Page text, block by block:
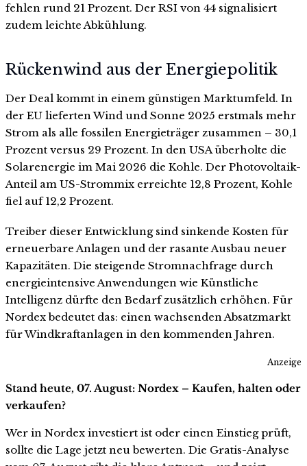
fehlen rund 21 Prozent. Der RSI von 44 signalisiert
zudem leichte Abkühlung.
Rückenwind aus der Energiepolitik
Der Deal kommt in einem günstigen Marktumfeld. In
der EU lieferten Wind und Sonne 2025 erstmals mehr
Strom als alle fossilen Energieträger zusammen – 30,1
Prozent versus 29 Prozent. In den USA überholte die
Solarenergie im Mai 2026 die Kohle. Der Photovoltaik-
Anteil am US-Strommix erreichte 12,8 Prozent, Kohle
fiel auf 12,2 Prozent.
Treiber dieser Entwicklung sind sinkende Kosten für
erneuerbare Anlagen und der rasante Ausbau neuer
Kapazitäten. Die steigende Stromnachfrage durch
energieintensive Anwendungen wie Künstliche
Intelligenz dürfte den Bedarf zusätzlich erhöhen. Für
Nordex bedeutet das: einen wachsenden Absatzmarkt
für Windkraftanlagen in den kommenden Jahren.
Anzeige
Stand heute, 07. August: Nordex – Kaufen, halten oder
verkaufen?
Wer in Nordex investiert ist oder einen Einstieg prüft,
sollte die Lage jetzt neu bewerten. Die Gratis-Analyse